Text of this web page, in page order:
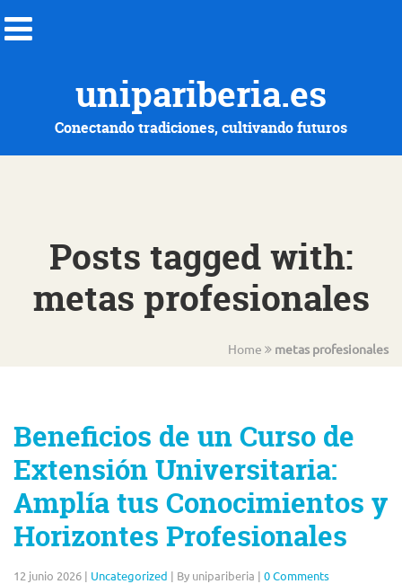
unipariberia.es
Conectando tradiciones, cultivando futuros
Posts tagged with:
metas profesionales
Home metas profesionales
Beneficios de un Curso de
Extensión Universitaria:
Amplía tus Conocimientos y
Horizontes Profesionales
12 junio 2026 | Uncategorized | By unipariberia | 0 Comments